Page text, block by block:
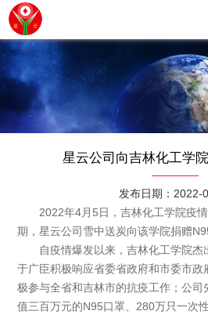
星云公司向吉林化工学
发布日期：2022-
2022年4月5日，吉林化工学院疫情
期，星云公司雪中送炭向该学院捐赠
自疫情爆发以来，吉林化工学院杰
于广臣积极响应省委省政府和市委市政
极参与全省和吉林市的抗疫工作；公司
值三百万元的N95口罩、280万只一次